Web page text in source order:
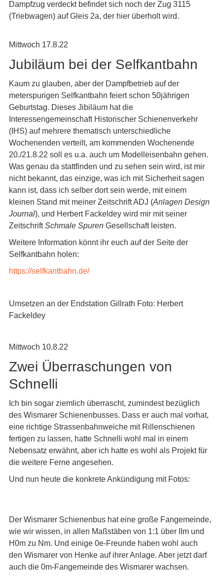
Dampfzug verdeckt befindet sich noch der Zug 3115
(Triebwagen) auf Gleis 2a, der hier überholt wird.
Mittwoch 17.8.22
Jubiläum bei der Selfkantbahn
Kaum zu glauben, aber der Dampfbetrieb auf der
meterspurigen Selfkantbahn feiert schon 50jährigen
Geburtstag. Dieses Jibiläum hat die
Interessengemeinschaft Historischer Schienenverkehr
(IHS) auf mehrere thematisch unterschiedliche
Wochenenden verteilt, am kommenden Wochenende
20./21.8.22 soll es u.a. auch um Modelleisenbahn gehen.
Was genau da stattfinden und zu sehen sein wird, ist mir
nicht bekannt, das einzige, was ich mit Sicherheit sagen
kann ist, dass ich selber dort sein werde, mit einem
kleinen Stand mit meiner Zeitschrift ADJ (Anlagen Design
Journal), und Herbert Fackeldey wird mir mit seiner
ZeitschriftSchmale SpurenGesellschaft leisten.
Weitere Information könnt ihr euch auf der Seite der
Selfkantbahn holen:
https://selfkantbahn.de/
Umsetzen an der Endstation Gillrath Foto: Herbert
Fackeldey
Mittwoch 10.8.22
Zwei Überraschungen von
Schnelli
Ich bin sogar ziemlich überrascht, zumindest bezüglich
des Wismarer Schienenbusses. Dass er auch mal vorhat,
eine richtige Strassenbahnweiche mit Rillenschienen
fertigen zu lassen, hatte Schnelli wohl mal in einem
Nebensatz erwähnt, aber ich hatte es wohl als Projekt für
die weitere Ferne angesehen.
Und nun heute die konkrete Ankündigung mit Fotos:
Der Wismarer Schienenbus hat eine große Fangemeinde,
wie wir wissen, in allen Maßstäben von 1:1 über IIm und
H0m zu Nm. Und einige 0e-Freunde haben wohl auch
den Wismarer von Henke auf ihrer Anlage. Aber jetzt darf
auch die 0m-Fangemeinde des Wismarer wachsen.